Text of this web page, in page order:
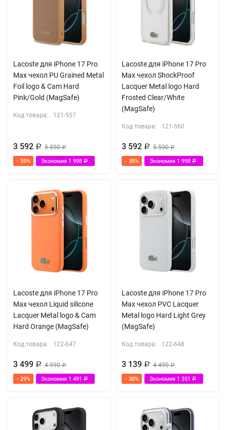
Lacoste для iPhone 17 Pro
Max чехол PU Grained Metal
Foil logo & Cam Hard
Pink/Gold (MagSafe)
Код товара: 121-557
3 592 Р 5 590Р
- 35% Экономия 1 998 Р
Lacoste для iPhone 17 Pro
Max чехол ShockProof
Lacquer Metal logo Hard
Frosted Clear/White
(MagSafe)
Код товара: 121-560
3 592 Р 5 590Р
- 35% Экономия 1 998 Р
Lacoste для iPhone 17 Pro
Max чехол Liquid silicone
Lacquer Metal logo & Cam
Hard Orange (MagSafe)
Код товара: 122-647
3 499 Р 4 990Р
- 29% Экономия 1 491 Р
Lacoste для iPhone 17 Pro
Max чехол PVC Lacquer
Metal logo Hard Light Grey
(MagSafe)
Код товара: 122-648
3 139 Р 4 490Р
- 30% Экономия 1 351 Р